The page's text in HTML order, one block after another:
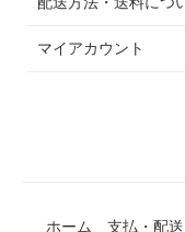
マイアカウント
ホーム 支払・配